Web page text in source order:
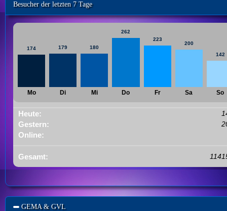
Besucher der letzten 7 Tage
174
Mo
179
Di
180
Mi
262
Do
223
Fr
200
Sa
142
So
Heute:
Gestern:
Online:
Gesamt:
GEMA & GVL